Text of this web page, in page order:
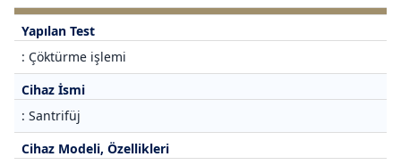
Yapılan Test
: Çöktürme işlemi
Cihaz İsmi
: Santrifüj
Cihaz Modeli, Özellikleri